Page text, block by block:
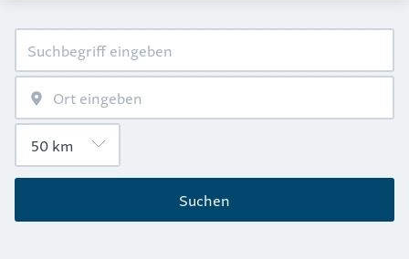
Suchen